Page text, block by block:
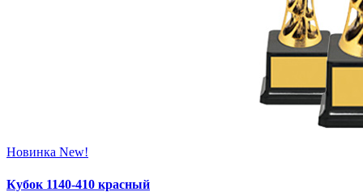
Новинка New!
Кубок 1140-410 красный